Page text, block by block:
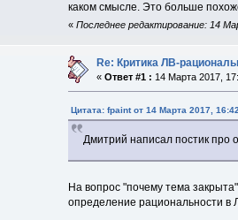
каком смысле. Это больше
« Последнее редактирование: 14
Re: Критика ЛВ-
«Ответ #1 : 14 Марта 2017,
Цитата: fpaint от 14 Марта 2017,
Дмитрий написал постик про
На вопрос "почему тема
определение рациональности в